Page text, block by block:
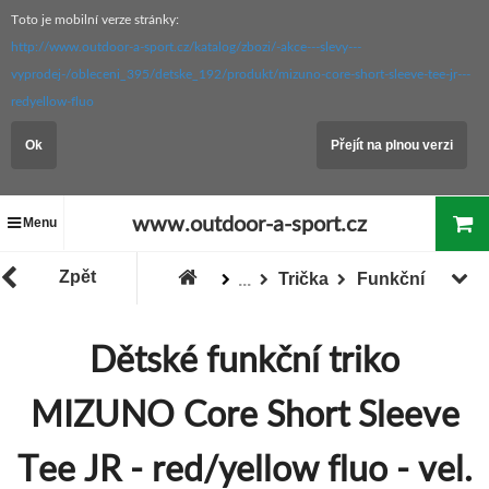
Toto je mobilní verze stránky:
http://www.outdoor-a-sport.cz/katalog/zbozi/-akce---slevy---
vyprodej-/obleceni_395/detske_192/produkt/mizuno-core-short-sleeve-tee-jr---
redyellow-fluo
Ok Přejít na plnou verzi
Menu www.outdoor-a-sport.cz
Zpět ... Funkční
Trička
Dětské funkční triko
MIZUNO Core Short Sleeve
Tee JR - red/yellow fluo - vel.